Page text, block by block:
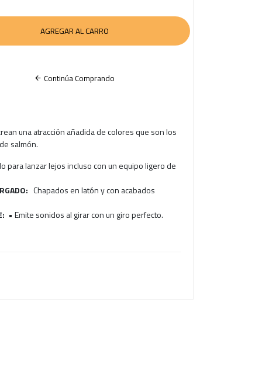
Continúa Comprando
una atracción añadida de colores que son los
salmón.
para lanzar lejos incluso con un equipo ligero de
Chapados en latón y con acabados
• Emite sonidos al girar con un giro perfecto.